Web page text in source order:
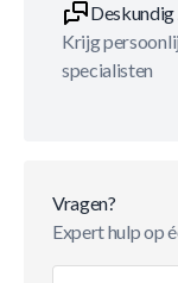
Krijg
specialisten
Vragen?
Expert hulp op